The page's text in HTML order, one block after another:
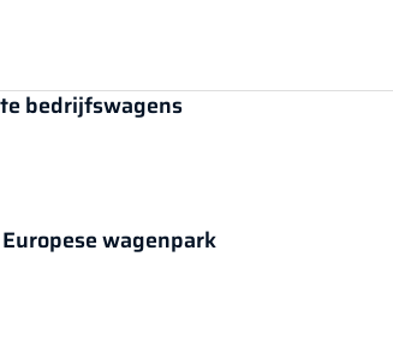
bedrijfswagens
wagenpark